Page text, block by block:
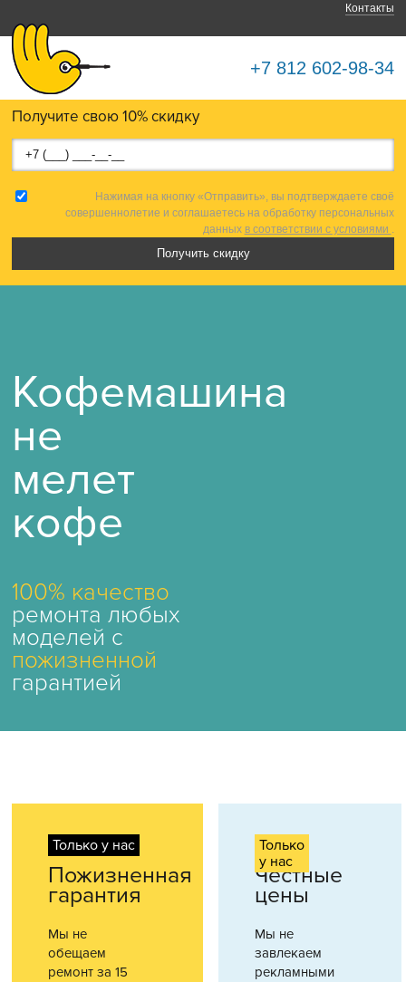
Контакты
+7 812 602-98-34
Получите свою 10% скидку
Нажимая на кнопку «Отправить», вы подтверждаете своё
совершеннолетие и соглашаетесь на обработку персональных
данных в соответствии с условиями .
Кофемашина
не
мелет
кофе
100% качество
ремонта любых
моделей с
пожизненной
гарантией
Только у нас
Пожизненная
гарантия
Мы не
обещаем
ремонт за 15
Только
у нас
Честные
цены
Мы не
завлекаем
рекламными